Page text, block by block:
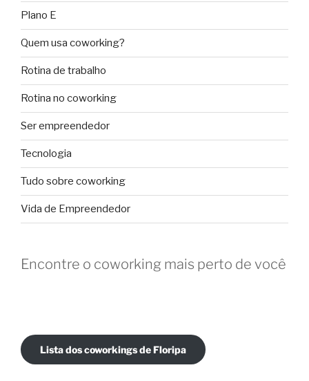
Plano E
Quem usa coworking?
Rotina de trabalho
Rotina no coworking
Ser empreendedor
Tecnologia
Tudo sobre coworking
Vida de Empreendedor
Encontre o coworking mais perto de você
Lista dos coworkings de Floripa